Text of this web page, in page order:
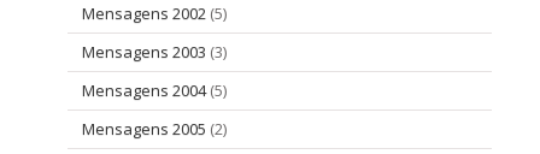
Mensagens 2002 (5)
Mensagens 2003 (3)
Mensagens 2004(5)
Mensagens 2005 (2)